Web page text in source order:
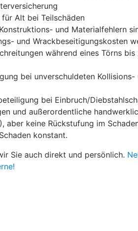
Alt bei Teilschäden
und Materialfehlern
und Wrackbeseitigungskosten
während eines Törns
bei unverschuldeten Kollisions-
bei Einbruch/
und außerordentliche
aber keine Rückstufung im
konstant.
Sie auch direkt und persönlich.